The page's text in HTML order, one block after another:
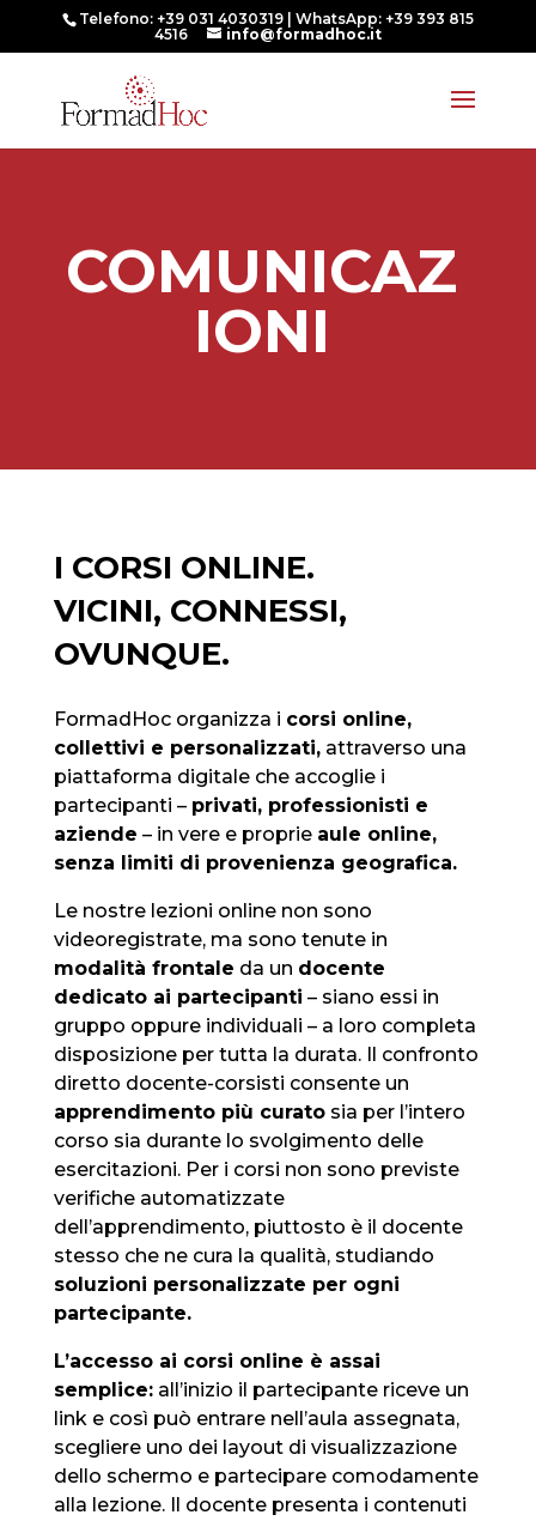
Telefono: +39 031 4030319 | WhatsApp: +39 393 815
4516
info@formadhoc.it
COMUNICAZ
IONI
I CORSI ONLINE.
VICINI, CONNESSI,
OVUNQUE.
FormadHoc organizza i corsi online,
collettivi e personalizzati,attraverso una
piattaforma digitale che accoglie i
partecipanti – privati, professionisti e
aziende – in vere e proprie aule online,
senza limiti di provenienza geografica.
Le nostre lezioni online non sono
videoregistrate, ma sono tenute in
modalità frontale da un docente
dedicato ai partecipanti – siano essi in
gruppo oppure individuali – a loro completa
disposizione per tutta la durata. Il confronto
diretto docente-corsisti consente un
apprendimento più curatosia per l’intero
corso sia durante lo svolgimento delle
esercitazioni. Per i corsi non sono previste
verifiche automatizzate
dell’apprendimento, piuttosto è il docente
stesso che ne cura la qualità, studiando
soluzioni personalizzate per ogni
partecipante.
L’accesso ai corsi online è assai
semplice:all’inizio il partecipante riceve un
link e così può entrare nell’aula assegnata,
scegliere uno dei layout di visualizzazione
dello schermo e partecipare comodamente
alla lezione. Il docente presenta i contenuti